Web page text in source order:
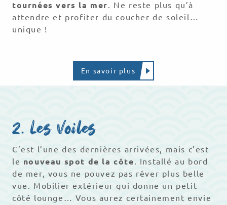
tournées vers la mer. Ne reste plus qu’à
attendre et profiter du coucher de soleil…
unique !
En savoir plus
2. Les Voiles
C’est l’une des dernières arrivées, mais c’est
le nouveau spot de la côte. Installé au bord
de mer, vous ne pouvez pas rêver plus belle
vue. Mobilier extérieur qui donne un petit
côté lounge… Vous aurez certainement envie